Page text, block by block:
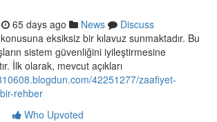
65 days ago News
Discuss
eksiksiz bir kılavuz sunmaktadır. Bu
sistem güvenliğini iyileştirmesine
İlk olarak, mevcut açıkları
42251277/zaafiyet-
rehber
Who Upvoted